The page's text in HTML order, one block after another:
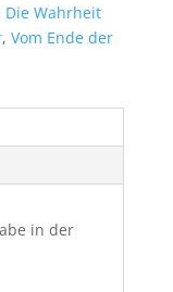
Die Wahrheit
, Vom Ende der
in der